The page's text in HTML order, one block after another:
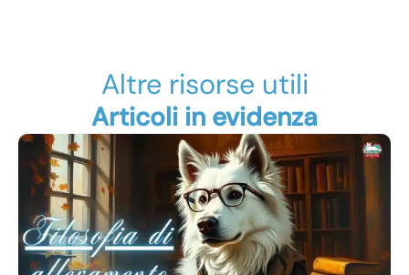
Altre risorse utili
Articoli in evidenza